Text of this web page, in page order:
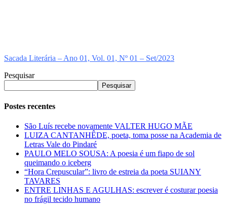
Sacada Literária – Ano 01, Vol. 01, Nº 01 – Set/2023
Pesquisar
Pesquisar
Postes recentes
São Luís recebe novamente VALTER HUGO MÃE
LUIZA CANTANHÊDE, poeta, toma posse na Academia de
Letras Vale do Pindaré
PAULO MELO SOUSA: A poesia é um fiapo de sol
queimando o iceberg
“Hora Crepuscular”: livro de estreia da poeta SUIANY
TAVARES
ENTRE LINHAS E AGULHAS: escrever é costurar poesia
no frágil tecido humano